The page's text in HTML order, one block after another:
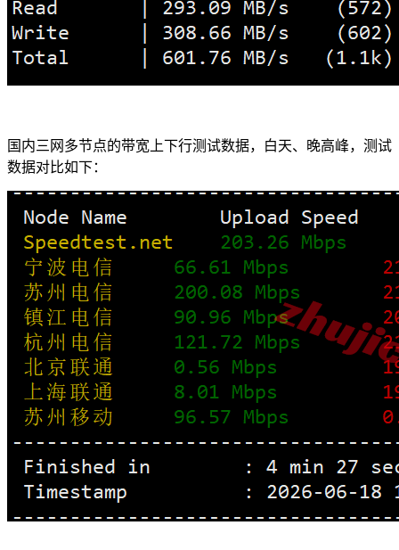
国内三网多节点的带宽上下行测试数据，白天、晚高峰，测试
数据对比如下：